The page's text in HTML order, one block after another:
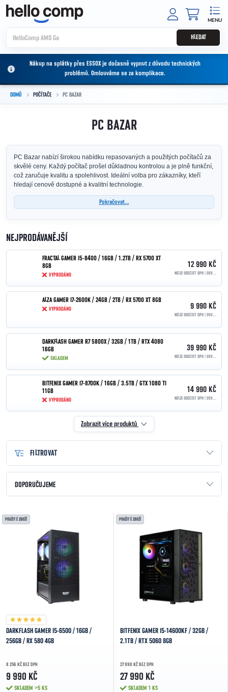
Přejít na obsah
HLEDAT
Nákup na splátky přes ESSOX je dočasně vypnut z důvodu technických
problémů. Omlouváme se za komplikace.
DOMŮ POČÍTAČE PC BAZAR
PC BAZAR
PC Bazar nabízí širokou nabídku repasovaných a použitých počítačů za
skvělé ceny. Každý počítač prošel důkladnou kontrolou a je plně funkční,
což zaručuje kvalitu a spolehlivost. Ideální volba pro zákazníky, kteří
hledají cenově dostupné a kvalitní technologie.
Pokračovat...
NEJPRODÁVANĚJŠÍ
FRACTAL GAMER I5-8400 / 16GB / 1.2TB / RX 5700 XT
8GB
VYPRODÁNO
12 990 KČ
ALZA GAMER I7-2600K / 24GB / 2TB / RX 5700 XT 8GB
VYPRODÁNO 9 990 KČ
DARKFLASH GAMER R7 5800X / 32GB / 1TB / RTX 4080
16GB
SKLADEM
39 990 KČ
BITFENIX GAMER I7-8700K / 16GB / 3.5TB / GTX 1080 TI
11GB
VYPRODÁNO
14 990 KČ
Zobrazit více produktů
FILTROVAT
Řazení produktů
DOPORUČUJEME
NEJPRODÁVANĚJŠÍ
Výpis produktů
POUŽITÉ ZBOŽÍ
DARKFLASH GAMER I5-6500 / 16GB /
256GB / RX 580 4GB
8 256 KČ BEZ DPH
9 990 KČ
SKLADEM >5 KS
POUŽITÉ ZBOŽÍ
BITFENIX GAMER I5-14600KF / 32GB /
2.1TB / RTX 5060 8GB
27 990 KČ BEZ DPH
27 990 KČ
SKLADEM 1 KS